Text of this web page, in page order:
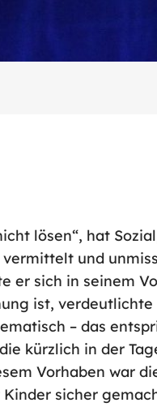
lösen“, hat
und
er sich in seinem
ist,
– das
kürzlich in der
Vorhaben war
sicher